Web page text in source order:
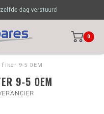
dag verstuurd
0
9-5 OEM
9-5 OEM